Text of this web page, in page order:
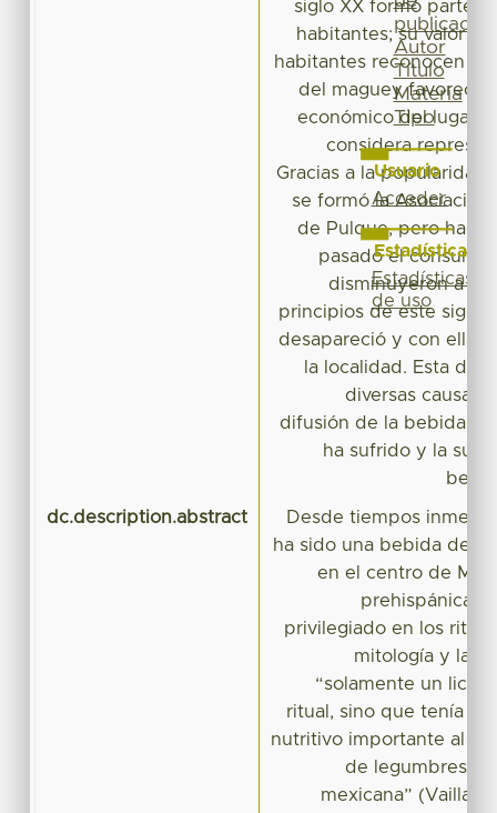
siglo XX formó parte
habitantes; su valor
habitantes reconocen
del maguey
económico del lugar.
considera
Gracias a la popularidad
se formó la
de Pulque, pero hacia
pasado el
disminuyeron a tal
principios de este siglo
desapareció y con ella
la localidad. Esta
diversas causas
difusión de la bebida,
ha sufrido y la
dc.description.abstract
Desde tiempos
ha sido una bebida de
en el centro de
prehispánica
privilegiado en los
mitología y la
“solamente un licor
ritual, sino que tenía
nutritivo importante al
de legumbres
mexicana”
publicación
Autor
Título
Materia
Tipo
Usuario
Acceder
Estadísticas
Estadísticas
de uso